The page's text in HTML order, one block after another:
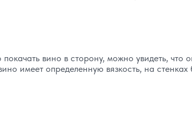
вино в сторону, можно увидеть, что
имеет определенную вязкость, на стенках